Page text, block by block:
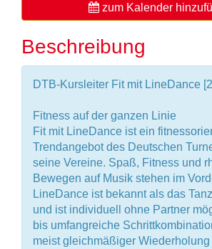
zum Kalender
Beschreibung
DTB-Kursleiter Fit mit LineDance
Fitness auf der ganzen Linie
Fit mit LineDance ist ein
Trendangebot des Deutschen
seine Vereine. Spaß, Fitness und
Bewegen auf Musik stehen im
LineDance ist bekannt als das
und ist individuell ohne Partner
bis umfangreiche
meist gleichmäßiger Wiederholung